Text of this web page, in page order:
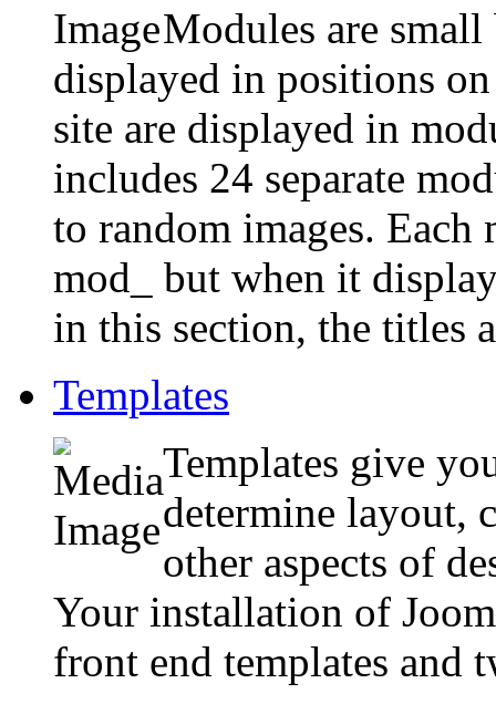
Modules are
displayed in positions
site are displayed in
includes 24 separate
to random images. Each
mod_ but when it
in this section, the titles
Templates
Templates give
determine layout,
other aspects of
Your installation of
front end templates and